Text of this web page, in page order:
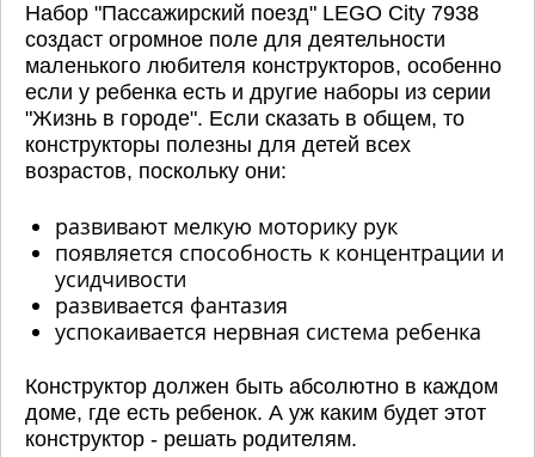
Набор "Пассажирский поезд" LEGO City 7938
создаст огромное поле для деятельности
маленького любителя конструкторов, особенно
если у ребенка есть и другие наборы из серии
"Жизнь в городе". Если сказать в общем, то
конструкторы полезны для детей всех
возрастов, поскольку они:
развивают мелкую моторику рук
появляется способность к концентрации и
усидчивости
развивается фантазия
успокаивается нервная система ребенка
Конструктор должен быть абсолютно в каждом
доме, где есть ребенок. А уж каким будет этот
конструктор - решать родителям.